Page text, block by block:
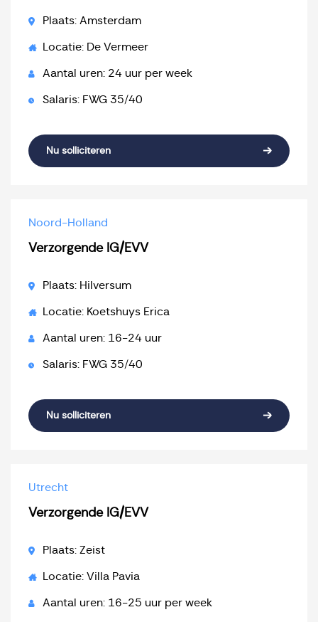
Plaats: Amsterdam
Locatie: De Vermeer
Aantal uren: 24 uur per week
Salaris: FWG 35/40
Nu solliciteren
Noord-Holland
Verzorgende IG/EVV
Plaats: Hilversum
Locatie: Koetshuys Erica
Aantal uren: 16-24 uur
Salaris: FWG 35/40
Nu solliciteren
Utrecht
Verzorgende IG/EVV
Plaats: Zeist
Locatie: Villa Pavia
Aantal uren: 16-25 uur per week